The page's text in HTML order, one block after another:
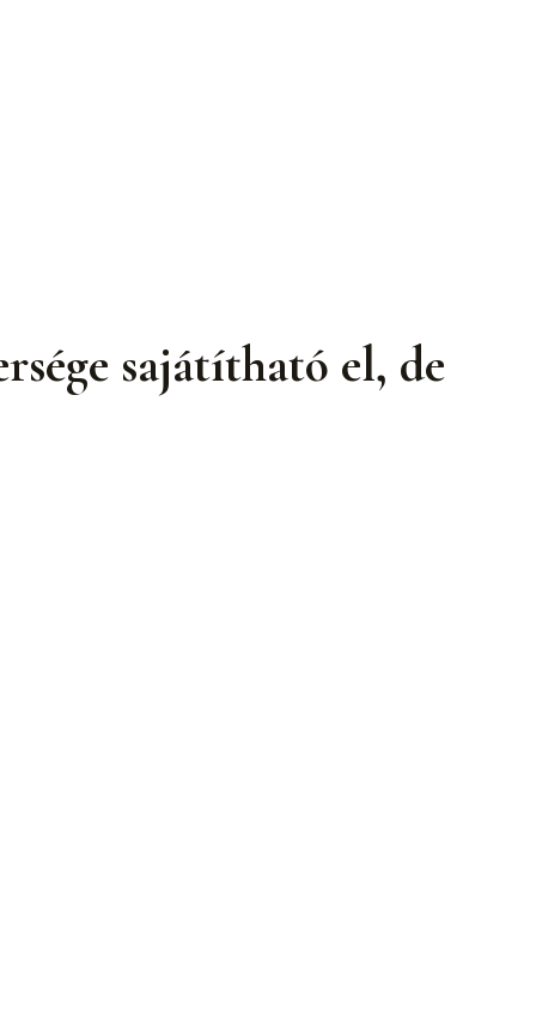
sajátítható el, de